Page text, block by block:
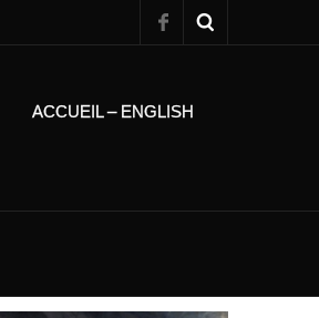
ACCUEIL – ENGLISH